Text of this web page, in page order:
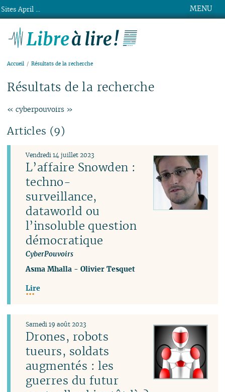
MENU
Accueil Résultats de la recherche
Résultats de la recherche
« cyberpouvoirs »
Articles (9)
L’affaire Snowden :
techno-
surveillance,
dataworld ou
l’insoluble question
démocratique
CyberPouvoirs
Vendredi 14 juillet 2023
Asma Mhalla -Olivier Tesquet
Lire
Drones, robots
tueurs, soldats
augmentés : les
guerres du futur
Samedi 19 août 2023
Sites April ...